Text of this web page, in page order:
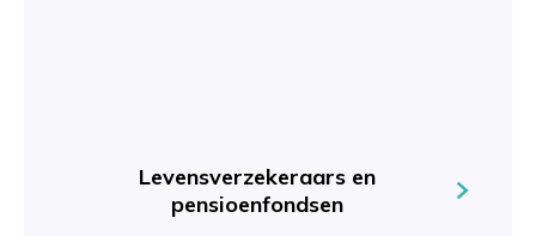
Levensverzekeraars en
pensioenfondsen